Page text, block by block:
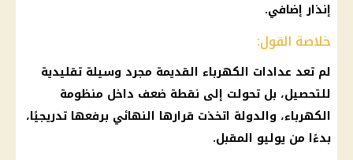
إنذار إضافي.
خلاصة القول:
لم تعد عدادات الكهرباء القديمة مجرد وسيلة تقليدية
للتحصيل، بل تحولت إلى نقطة ضعف داخل منظومة
الكهرباء، والدولة اتخذت قرارها النهائي برفعها تدريجيًا،
بدءًا من يوليو المقبل.